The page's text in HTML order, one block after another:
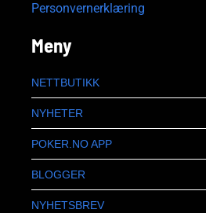
Personvernerklæring
Meny
NETTBUTIKK
NYHETER
POKER.NO APP
BLOGGER
NYHETSBREV